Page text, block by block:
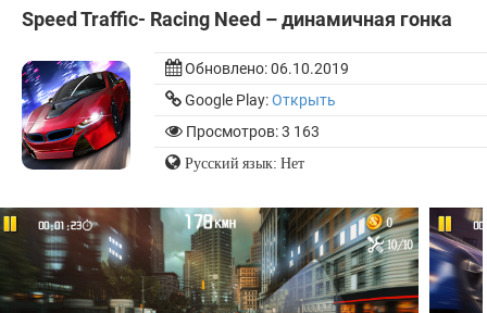
Speed Traffic- Racing Need – динамичная гонка
Обновлено:06.10.2019
Google Play:Открыть
Просмотров: 3 163
Русский язык: Нет